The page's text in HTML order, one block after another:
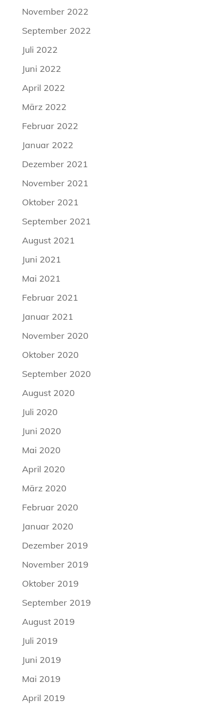
November 2022
September 2022
Juli 2022
Juni 2022
April 2022
März 2022
Februar 2022
Januar 2022
Dezember 2021
November 2021
Oktober 2021
September 2021
August 2021
Juni 2021
Mai 2021
Februar 2021
Januar 2021
November 2020
Oktober 2020
September 2020
August 2020
Juli 2020
Juni 2020
Mai 2020
April 2020
März 2020
Februar 2020
Januar 2020
Dezember 2019
November 2019
Oktober 2019
September 2019
August 2019
Juli 2019
Juni 2019
Mai 2019
April 2019